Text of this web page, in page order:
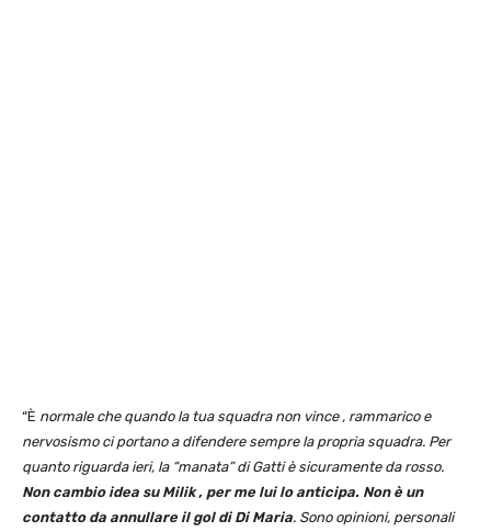
“È normale che quando la tua squadra non vince , rammarico e
nervosismo ci portano a difendere sempre la propria squadra. Per
quanto riguarda ieri, la “manata” di Gatti è sicuramente da rosso.
Non cambio idea su Milik , per me lui lo anticipa. Non è un
contatto da annullare il gol di Di Maria. Sono opinioni, personali